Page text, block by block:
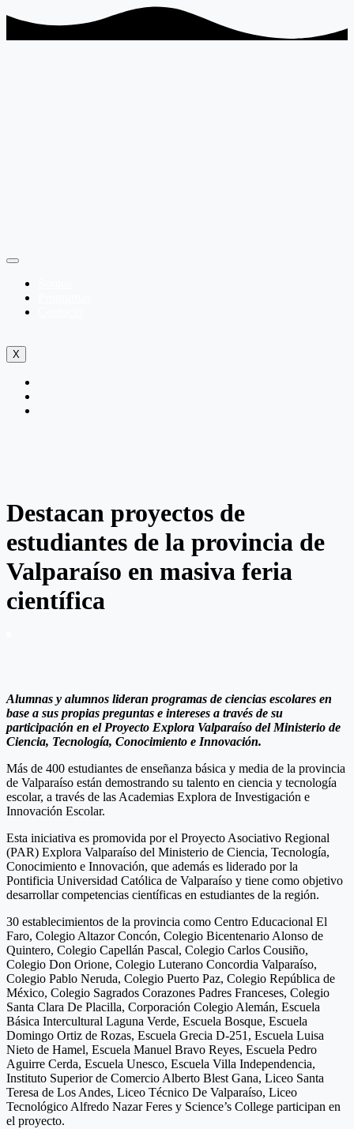
X
Destacan proyectos de
estudiantes de la provincia de
Valparaíso en masiva feria
científica
Alumnas y alumnos lideran programas de ciencias escolares en
base a sus propias preguntas e intereses a través de su
participación en el Proyecto Explora Valparaíso del Ministerio de
Ciencia, Tecnología, Conocimiento e Innovación.
Más de 400 estudiantes de enseñanza básica y media de la provincia
de Valparaíso están demostrando su talento en ciencia y tecnología
escolar, a través de las Academias Explora de Investigación e
Innovación Escolar.
Esta iniciativa es promovida por el Proyecto Asociativo Regional
(PAR) Explora Valparaíso del Ministerio de Ciencia, Tecnología,
Conocimiento e Innovación, que además es liderado por la
Pontificia Universidad Católica de Valparaíso y tiene como objetivo
desarrollar competencias científicas en estudiantes de la región.
30 establecimientos de la provincia como Centro Educacional El
Faro, Colegio Altazor Concón, Colegio Bicentenario Alonso de
Quintero, Colegio Capellán Pascal, Colegio Carlos Cousiño,
Colegio Don Orione, Colegio Luterano Concordia Valparaíso,
Colegio Pablo Neruda, Colegio Puerto Paz, Colegio República de
México, Colegio Sagrados Corazones Padres Franceses, Colegio
Santa Clara De Placilla, Corporación Colegio Alemán, Escuela
Básica Intercultural Laguna Verde, Escuela Bosque, Escuela
Domingo Ortiz de Rozas, Escuela Grecia D-251, Escuela Luisa
Nieto de Hamel, Escuela Manuel Bravo Reyes, Escuela Pedro
Aguirre Cerda, Escuela Unesco, Escuela Villa Independencia,
Instituto Superior de Comercio Alberto Blest Gana, Liceo Santa
Teresa de Los Andes, Liceo Técnico De Valparaíso, Liceo
Tecnológico Alfredo Nazar Feres y Science’s College participan en
el proyecto.